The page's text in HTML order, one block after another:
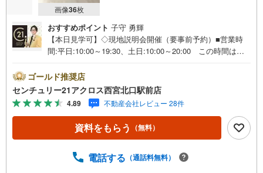
画像36枚
おすすめポイント 子守 勇輝
【本日見学可】◇現地説明会開催（要事前予約）■営業時
間:平日:10:00～19:30、土日:10:00～20:00 この時間はお
リフォーム済。阪神本線「出屋敷」駅まで徒歩約8分です。
最上階の角部屋です。＝＝センチュリー21アクロスグルー
プの3つの特徴＝＝＝■センチュリー21グループで28年連続
No.1（1997年～2024年兵庫地区仲介実績） 尼崎・伊丹・
西宮・宝塚にて8店舗展開中。阪神間での購入や売却は当店
にお任せ下さい■お客様駐車場、キッズスペース完備 8店
す。 お子様連れでもご安心ください。■取り扱い物件多数
ゴールド推奨店
センチュリー21アクロス西宮北口駅前店
4.89 不動産会社レビュー 28件
資料をもらう （無料）
電話する （通話料無料）